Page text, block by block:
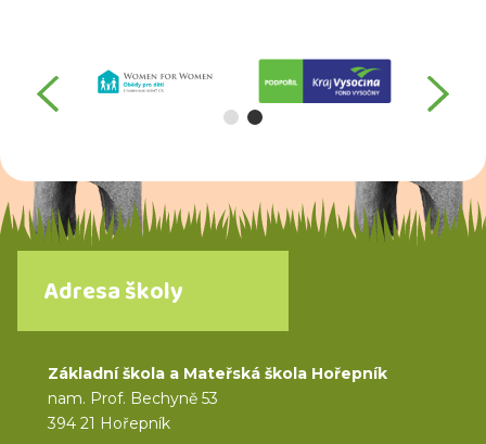
předchozí
Adresa školy
Základní škola a Mateřská škola Hořepník
nam. Prof. Bechyně 53
394 21 Hořepník